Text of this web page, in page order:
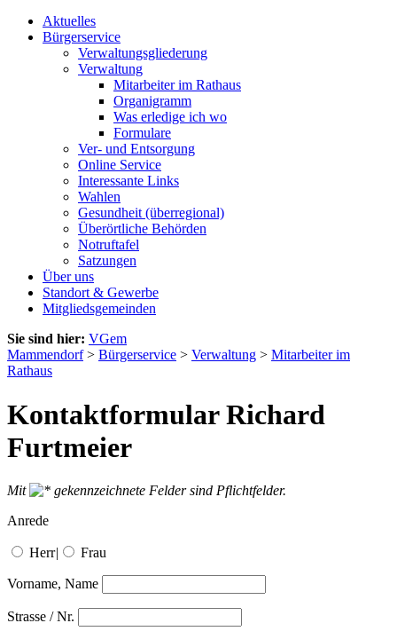
Aktuelles
Bürgerservice
Verwaltungsgliederung
Verwaltung
Mitarbeiter im Rathaus
Organigramm
Was erledige ich wo
Formulare
Ver- und Entsorgung
Online Service
Interessante Links
Wahlen
Gesundheit (überregional)
Überörtliche Behörden
Notruftafel
Satzungen
Über uns
Standort & Gewerbe
Mitgliedsgemeinden
Sie sind hier: VGem
Mammendorf> Bürgerservice > Verwaltung > Mitarbeiter im
Rathaus
Kontaktformular Richard
Furtmeier
Mit
gekennzeichnete Felder sind Pflichtfelder.
Anrede
Herr| Frau
Vorname, Name
Strasse / Nr.